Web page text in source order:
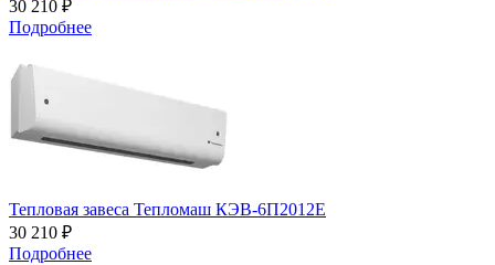
30 210 ₽
Подробнее
Тепловая завеса Тепломаш КЭВ-6П2012Е
30 210 ₽
Подробнее